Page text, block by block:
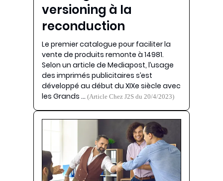
versioning à la
reconduction
Le premier catalogue pour faciliter la
vente de produits remonte à 14981.
Selon un article de Mediapost, l’usage
des imprimés publicitaires s’est
développé au début du XIXe siècle avec
les Grands …(Article Chez J2S du 20/4/2023)